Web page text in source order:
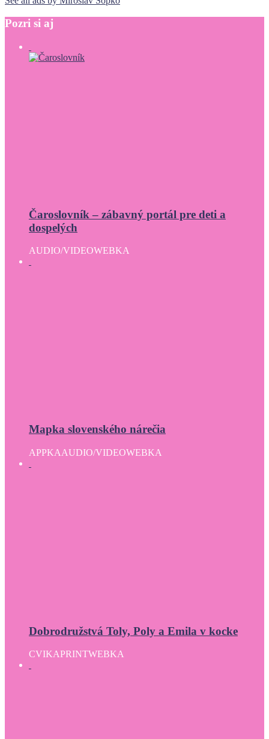
Pozri si aj
Čaroslovník – zábavný portál pre deti a
dospelých
AUDIO/VIDEOWEBKA
Mapka slovenského nárečia
APPKAAUDIO/VIDEOWEBKA
Dobrodružstvá Toly, Poly a Emila v kocke
CVIKAPRINTWEBKA